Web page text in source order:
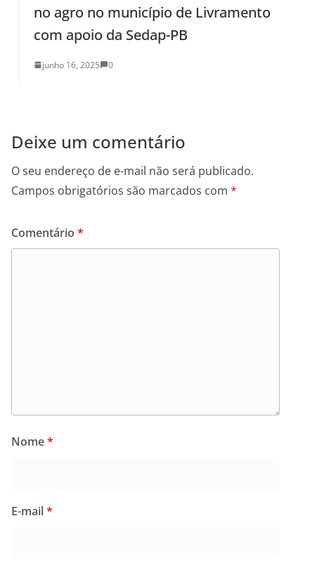
no agro no município de Livramento
com apoio da Sedap-PB
junho 16, 2025 0
Deixe um comentário
O seu endereço de e-mail não será publicado.
Campos obrigatórios são marcados com *
Comentário *
Nome*
E-mail*